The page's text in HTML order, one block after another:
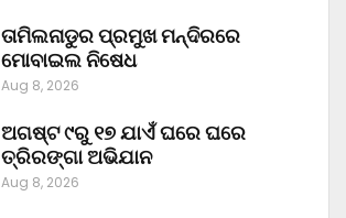
ତାମିଲନାଡୁର ପ୍ରମୁଖ ମନ୍ଦିରରେ
ମୋବାଇଲ ନିଷେଧ
Aug 8, 2026
ଅଗଷ୍ଟ ୯ରୁ ୧୭ ଯାଏଁ ଘରେ ଘରେ
ତ୍ରିରଙ୍ଗା ଅଭିଯାନ
Aug 8, 2026